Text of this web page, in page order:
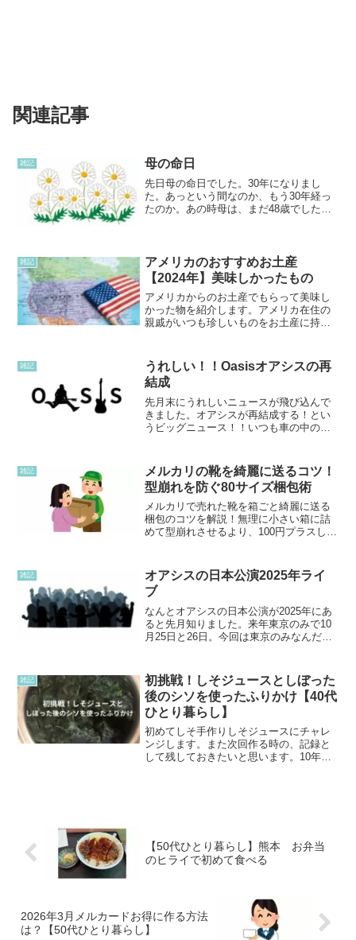
関連記事
雑記 母の命日
先日母の命日でした。30年になりまし
た。あっという間なのか、もう30年経っ
たのか。あの時母は、まだ48歳でした。
レットを買いました...
雑記
アメリカのおすすめお土産
【2024年】美味しかったもの
アメリカからのお土産でもらって美味し
かった物を紹介します。アメリカ在住の
親戚がいつも珍しいものをお土産に持っ
ジョーズ アメリカへ行ったら、絶対行
きたいお店はトレーダージ...
雑記
うれしい！！Oasisオアシスの再
結成
先月末にうれしいニュースが飛び込んで
きました。オアシスが再結成する！とい
うビッグニュース！！いつも車の中の音
にはライブもするみたいで、即完売だっ
たようです。日本に来...
雑記
メルカリの靴を綺麗に送るコツ！
型崩れを防ぐ80サイズ梱包術
メルカリで売れた靴を箱ごと綺麗に送る
梱包のコツを解説！無理に小さい箱に詰
めて型崩れさせるより、100円プラスして
の綺麗な包み方も紹介します。
雑記
オアシスの日本公演2025年ライ
ブ
なんとオアシスの日本公演が2025年にあ
ると先月知りました。来年東京のみで10
月25日と26日。今回は東京のみなんだな
な。そう言ってると、オアシスが日本に
来るのが最後なの...
雑記
初挑戦！しそジュースとしぼった
後のシソを使ったふりかけ【40代
ひとり暮らし】
初めてしそ手作りしそジュースにチャレ
ンジします。また次回作る時の、記録と
して残しておきたいと思います。10年ほ
【50代ひとり暮らし】熊本 お弁当
のヒライで初めて食べる
2026年3月メルカードお得に作る方法
は？【50代ひとり暮らし】